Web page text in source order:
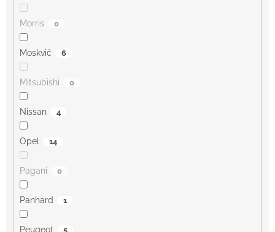
Morris 0
Moskvič 6
Mitsubishi 0
Nissan 4
Opel 14
Pagani 0
Panhard 1
Peugeot 5